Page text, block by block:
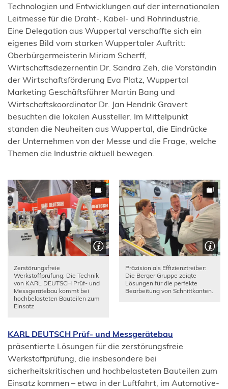
Technologien und Entwicklungen auf der internationalen
Leitmesse für die Draht-, Kabel- und Rohrindustrie.
Eine Delegation aus Wuppertal verschaffte sich ein
eigenes Bild vom starken Wuppertaler Auftritt:
Oberbürgermeisterin Miriam Scherff,
Wirtschaftsdezernentin Dr. Sandra Zeh, die Vorständin
der Wirtschaftsförderung Eva Platz, Wuppertal
Marketing Geschäftsführer Martin Bang und
Wirtschaftskoordinator Dr. Jan Hendrik Gravert
besuchten die lokalen Aussteller. Im Mittelpunkt
standen die Neuheiten aus Wuppertal, die Eindrücke
der Unternehmen von der Messe und die Frage, welche
Themen die Industrie aktuell bewegen.
Zerstörungsfreie
Werkstoffprüfung: Die Technik
von KARL DEUTSCH Prüf- und
Messgerätebau kommt bei
hochbelasteten Bauteilen zum
Einsatz
Präzision als Effizienztreiber:
Die Berger Gruppe zeigte
Lösungen für die perfekte
Bearbeitung von Schnittkanten.
KARL DEUTSCH Prüf- und Messgerätebau
(Öffnet
einem
neuen
Tab)
präsentierte Lösungen für die zerstörungsfreie
Werkstoffprüfung, die insbesondere bei
sicherheitskritischen und hochbelasteten Bauteilen zum
Einsatz kommen – etwa in der Luftfahrt, im Automotive-